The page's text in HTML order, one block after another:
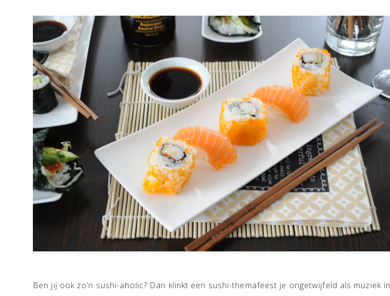
Ben jij ook zo’n sushi-aholic? Dan klinkt een sushi-themafeest je ongetwijfeld als muziek in